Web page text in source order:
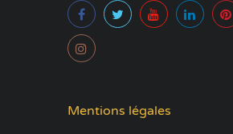
Mentions légales